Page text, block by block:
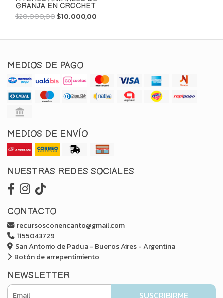
GRANJA EN CROCHET
$20.000,00$10.000,00
MEDIOS DE PAGO
MEDIOS DE ENVÍO
NUESTRAS REDES SOCIALES
CONTACTO
recursosconencanto@gmail.com
1155043729
San Antonio de Padua - Buenos Aires - Argentina
Botón de arrepentimiento
NEWSLETTER
SUSCRIBIRME